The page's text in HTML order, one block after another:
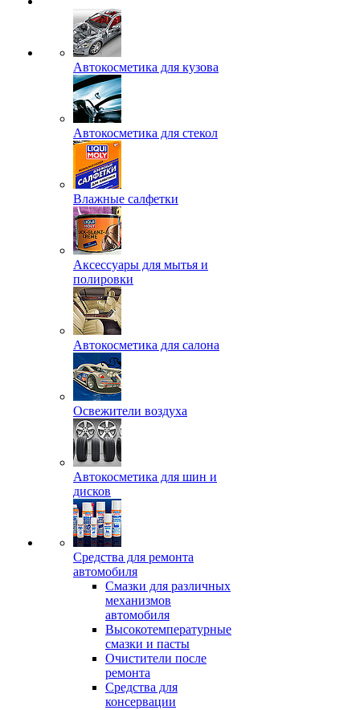
Автокосметика для кузова
Автокосметика для стекол
Влажные салфетки
Аксессуары для мытья и
полировки
Автокосметика для салона
Освежители воздуха
Автокосметика для шин и
дисков
Средства для ремонта
автомобиля
Смазки для различных
механизмов
автомобиля
Высокотемпературные
смазки и пасты
Очистители после
ремонта
Средства для
консервации